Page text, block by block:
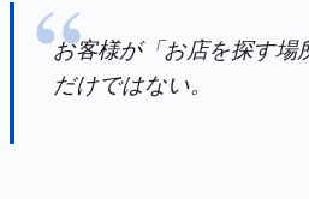
お客様が「お店を探す場
だけではない。